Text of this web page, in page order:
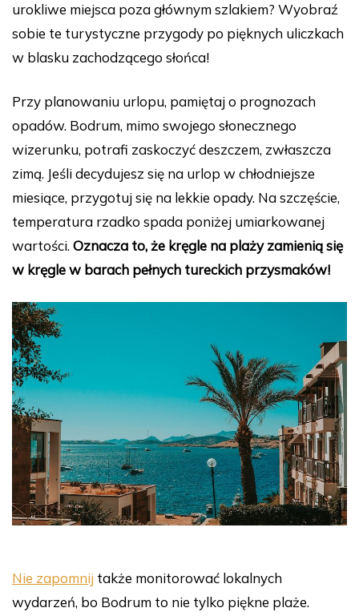
urokliwe miejsca poza głównym szlakiem? Wyobraź
sobie te turystyczne przygody po pięknych uliczkach
w blasku zachodzącego słońca!
Przy planowaniu urlopu, pamiętaj o prognozach
opadów. Bodrum, mimo swojego słonecznego
wizerunku, potrafi zaskoczyć deszczem, zwłaszcza
zimą. Jeśli decydujesz się na urlop w chłodniejsze
miesiące, przygotuj się na lekkie opady. Na szczęście,
temperatura rzadko spada poniżej umiarkowanej
wartości.Oznacza to, że kręgle na plaży zamienią się
w kręgle w barach pełnych tureckich przysmaków!
Nie zapomnij także monitorować lokalnych
wydarzeń, bo Bodrum to nie tylko piękne plaże.